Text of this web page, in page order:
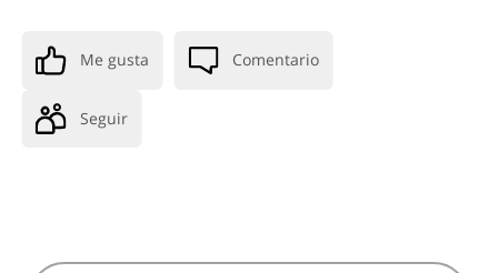
Me gusta Comentario
Seguir